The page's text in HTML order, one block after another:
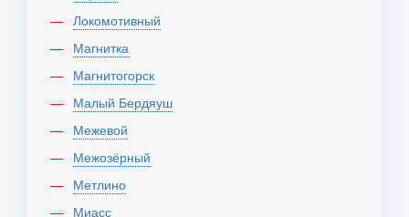
Локомотивный
Магнитка
Магнитогорск
Малый Бердяуш
Межевой
Межозёрный
Метлино
Миасс